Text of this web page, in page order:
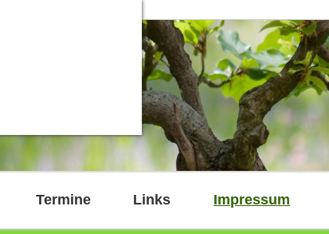
Termine Links Impressum